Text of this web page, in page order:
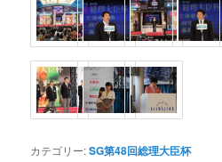
カテゴリー:SG第48回総理大臣杯